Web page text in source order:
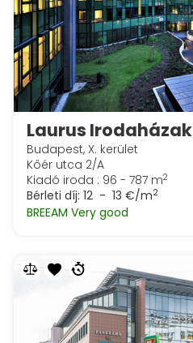
Laurus Irodaházak
Budapest, X. kerület
Kőér utca 2/A
Kiadó iroda : 96 - 787 m2
Bérleti díj: 12 - 13 €/m2
BREEAM Very good